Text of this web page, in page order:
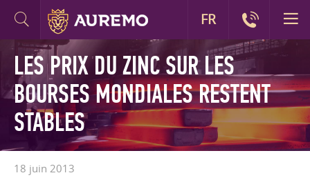
LES PRIX DU ZINC SUR LES
BOURSES MONDIALES RESTENT
STABLES
18 juin 2013
FR